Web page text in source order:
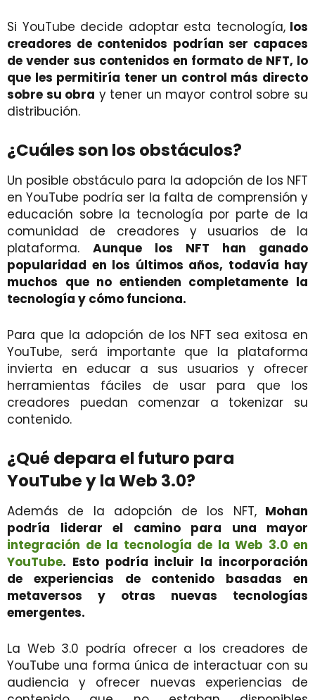
Si YouTube decide adoptar esta tecnología,los
creadores de contenidos podrían ser capaces
de vender sus contenidos en formato de NFT, lo
que les permitiría tener un control más directo
sobre su obra y tener un mayor control sobre su
distribución.
¿Cuáles son los obstáculos?
Un posible obstáculo para la adopción de los NFT
en YouTube podría ser la falta de comprensión y
educación sobre la tecnología por parte de la
comunidad de creadores y usuarios de la
plataforma. Aunque los NFT han ganado
popularidad en los últimos años, todavía hay
muchos que no entienden completamente la
tecnología y cómo funciona.
Para que la adopción de los NFT sea exitosa en
YouTube, será importante que la plataforma
invierta en educar a sus usuarios y ofrecer
herramientas fáciles de usar para que los
creadores puedan comenzar a tokenizar su
contenido.
¿Qué depara el futuro para
YouTube y la Web 3.0?
Además de la adopción de los NFT,Mohan
podría liderar el camino para una mayor
integración de la tecnología de la Web 3.0 en
YouTube. Esto podría incluir la incorporación
de experiencias de contenido basadas en
metaversos y otras nuevas tecnologías
emergentes.
La Web 3.0 podría ofrecer a los creadores de
YouTube una forma única de interactuar con su
audiencia y ofrecer nuevas experiencias de